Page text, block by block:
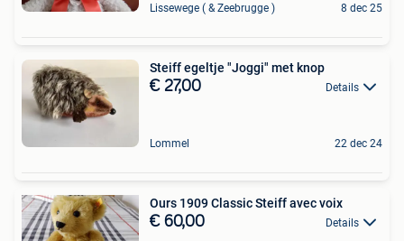
Lissewege ( & Zeebrugge ) 8 dec 25
Steiff egeltje "Joggi" met knop
€ 27,00 Details
Lommel 22 dec 24
Ours 1909 Classic Steiff avec voix
€ 60,00 Details